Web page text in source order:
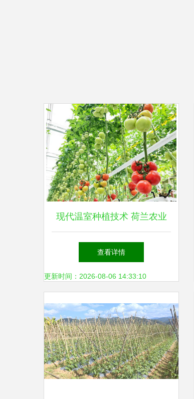
现代温室种植技术 荷兰农业
强国的秘密武器
查看详情
更新时间：2026-08-06 14:33:10